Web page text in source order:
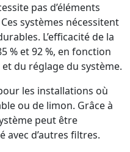
pas d’éléments
systèmes nécessitent
L’efficacité de la
% et 92 %, en fonction
du réglage du système.
les installations où
ou de limon. Grâce à
peut être
d’autres filtres.